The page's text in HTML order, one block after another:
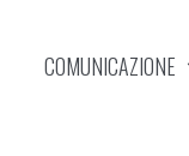
COMUNICAZIONE